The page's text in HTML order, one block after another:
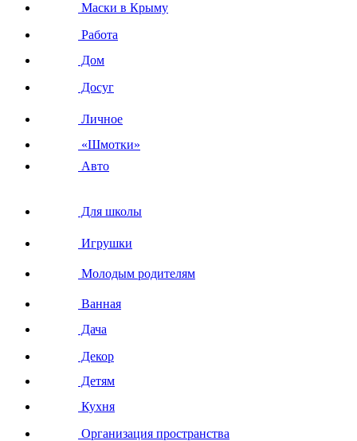
Маски в Крыму
Работа
Дом
Досуг
Личное
«Шмотки»
Авто
Для школы
Игрушки
Молодым родителям
Ванная
Дача
Декор
Детям
Кухня
Организация пространства